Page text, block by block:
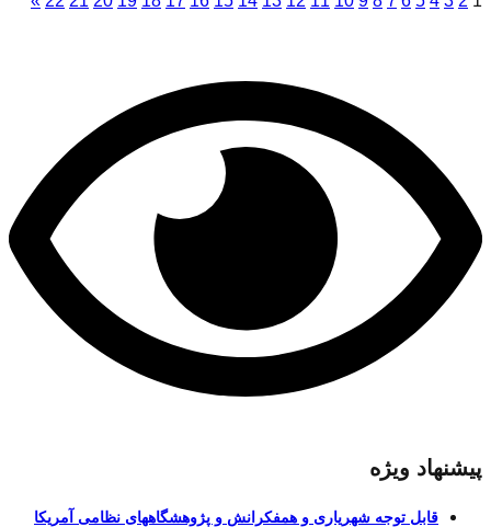
پیشنهاد ویژه
قابل توجه شهریاری و همفکرانش و پژوهشگاههای نظامی آمریکا